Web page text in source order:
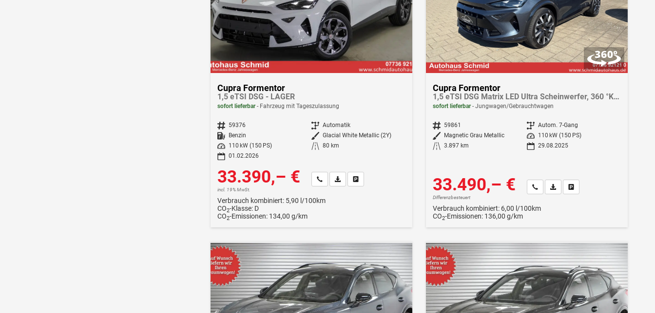
Cupra Formentor
1,5 eTSI DSG - LAGER
sofort lieferbar Fahrzeug mit Tageszulassung
Fahrzeugnr. 59376 Getriebe Automatik
Kraftstoff
Benzin Außenfarbe Glacial White Metallic (2Y)
Leistung
110 kW (150 PS) Kilometerstand 80 km
01.02.2026
33.390,– €
incl. 19% MwSt.
Wir rufen Sie an
Fahrzeugexposé (PDF)
Fahrzeug parken
Verbrauch kombiniert: 5,90 l/100km
CO2-Klasse: D
CO2-Emissionen: 134,00 g/km
Cupra Formentor
1,5 eTSI DSG Matrix LED Ultra Scheinwerfer, 360 °Kamera
sofort lieferbar Jungwagen/Gebrauchtwagen
Fahrzeugnr. 59861 Getriebe Autom. 7-Gang
Außenfarbe
Magnetic Grau Metallic Leistung
110 kW (150 PS)
Kilometerstand 3.897 km 29.08.2025
33.490,– €
Differenzbesteuert
Wir rufen Sie an
Fahrzeugexposé (PDF)
Fahrzeug parken
Verbrauch kombiniert: 6,00 l/100km
CO2-Emissionen: 136,00 g/km